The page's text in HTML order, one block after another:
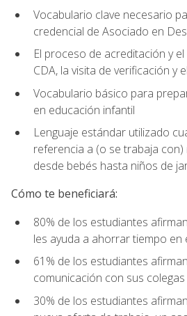
Vocabulario clave necesario
credencial de Asociado en
El proceso de acreditación y
CDA, la visita de verificación y
Vocabulario básico para
en educación infantil
Lenguaje estándar utilizado
referencia a (o se trabaja
desde bebés hasta niños de
Cómo te beneficiará:
80% de los estudiantes
les ayuda a ahorrar tiempo en
61% de los estudiantes
comunicación con sus colegas
30% de los estudiantes